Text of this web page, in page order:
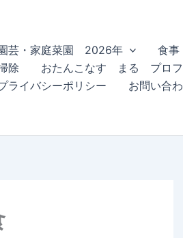
芸・家庭菜園 2026年 食事
除
おたんこなす まる プロフ
ライバシーポリシー
お問い合